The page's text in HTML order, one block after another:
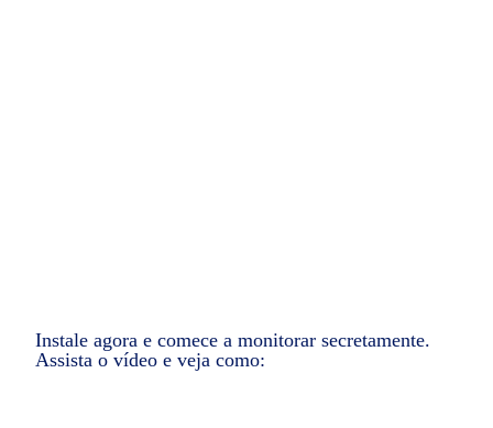
Instale agora e comece a monitorar secretamente.
Assista o vídeo e veja como: